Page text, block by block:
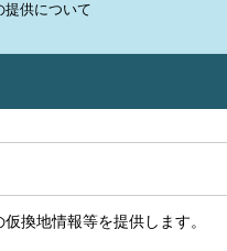
提供について
換地情報等を提供します。